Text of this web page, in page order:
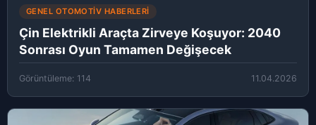
GENEL OTOMOTIV HABERLERI
Çin Elektrikli Araçta Zirveye Koşuyor: 2040
Sonrası Oyun Tamamen Değişecek
Görüntüleme: 114 11.04.2026